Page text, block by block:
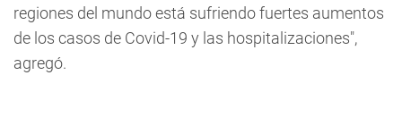
regiones del mundo está sufriendo fuertes aumentos
de los casos de Covid-19 y las hospitalizaciones",
agregó.